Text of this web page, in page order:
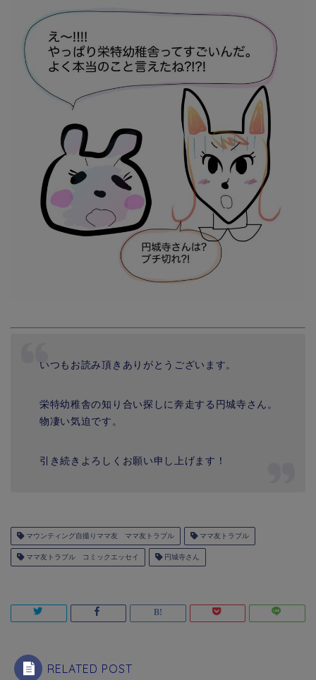
いつもお読み頂きありがとうございます。
栄特幼稚舎の知り合い探しに奔走する円城寺さん。
物凄い気迫です。
引き続きよろしくお願い申し上げます！
マウンティング自撮りママ友 ママ友トラブル ママ友トラブル
ママ友トラブル コミックエッセイ 円城寺さん
RELATED POST